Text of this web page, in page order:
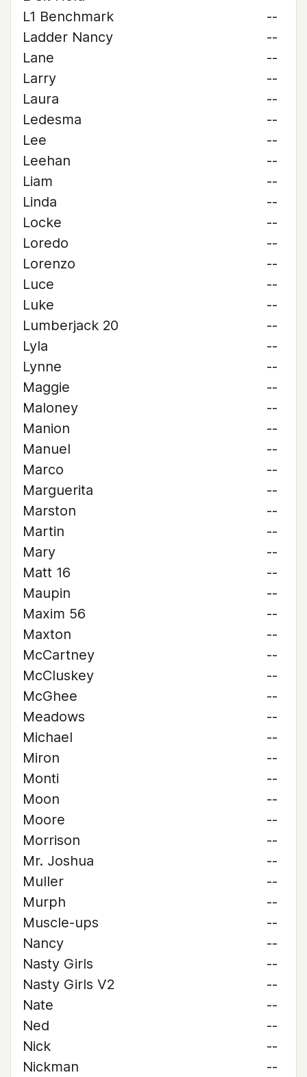
L1 Benchmark
--
Ladder Nancy
--
Lane
--
Larry
--
Laura
--
Ledesma
--
Lee
--
Leehan
--
Liam
--
Linda
--
Locke
--
Loredo
--
Lorenzo
--
Luce
--
Luke
--
Lumberjack 20
--
Lyla
--
Lynne
--
Maggie
--
Maloney
--
Manion
--
Manuel
--
Marco
--
Marguerita
--
Marston
--
Martin
--
Mary
--
Matt 16
--
Maupin
--
Maxim 56
--
Maxton
--
McCartney
--
McCluskey
--
McGhee
--
Meadows
--
Michael
--
Miron
--
Monti
--
Moon
--
Moore
--
Morrison
--
Mr. Joshua
--
Muller
--
Murph
--
Muscle-ups
--
Nancy
--
Nasty Girls
--
Nasty Girls V2
--
Nate
--
Ned
--
Nick
--
Nickman
--